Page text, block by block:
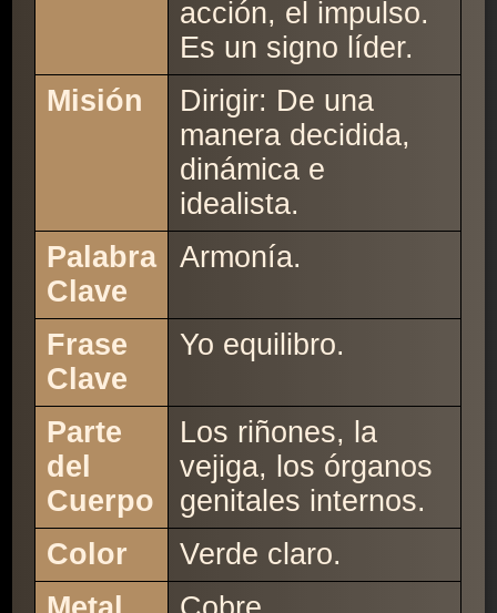
acción, el impulso.
Es un signo líder.
Misión
Dirigir: De una
manera decidida,
dinámica e
idealista.
Palabra
Clave
Armonía.
Frase
Clave
Yo equilibro.
Parte
del
Cuerpo
Los riñones, la
vejiga, los órganos
genitales internos.
Color
Verde claro.